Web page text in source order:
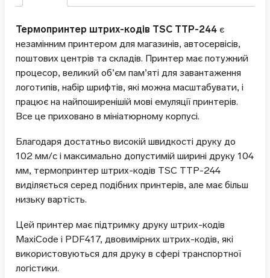
Термопринтер штрих-кодів TSC TTP-244 є
незамінним принтером для магазинів, автосервісів,
поштових центрів та складів. Принтер має потужний
процесор, великий об’єм пам’яті для завантаження
логотипів, набір шрифтів, які можна масштабувати, і
працює на найпоширенішій мові емуляції принтерів.
Все це приховано в мініатюрному корпусі.
Благодаря достатньо високій швидкості друку до
102 мм/с і максимально допустимій ширині друку 104
мм, термопринтер штрих-кодів TSC TTP-244
виділяється серед подібних принтерів, але має більш
низьку вартість.
Цей принтер має підтримку друку штрих-кодів
MaxiCode і PDF417, двовимірних штрих-кодів, які
використовуються для друку в сфері транспортної
логістики.